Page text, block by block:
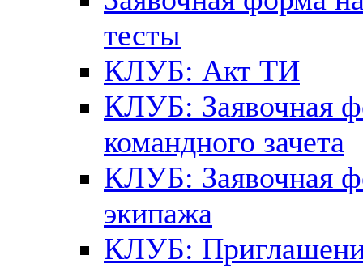
тесты
КЛУБ: Акт ТИ
КЛУБ: Заявочная
командного зачета
КЛУБ: Заявочная
экипажа
КЛУБ: